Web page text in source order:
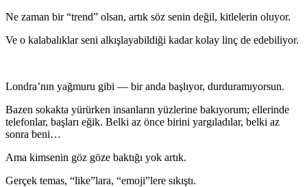
Ne zaman bir “trend” olsan, artık söz senin değil, kitlelerin oluyor.
Ve o kalabalıklar seni alkışlayabildiği kadar kolay linç de edebiliyor.
Londra’nın yağmuru gibi — bir anda başlıyor, durduramıyorsun.
Bazen sokakta yürürken insanların yüzlerine bakıyorum; ellerinde
telefonlar, başları eğik. Belki az önce birini yargıladılar, belki az
sonra beni…
Ama kimsenin göz göze baktığı yok artık.
Gerçek temas, “like”lara, “emoji”lere sıkıştı.